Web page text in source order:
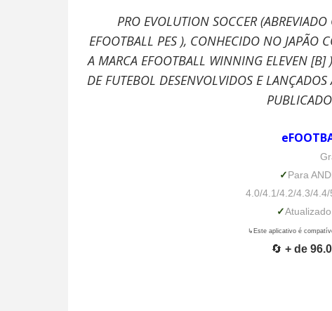
PRO EVOLUTION SOCCER
EFOOTBALL PES ), CONHECIDO NO JAPÃO
A MARCA EFOOTBALL WINNING ELEVEN [B]
DE FUTEBOL DESENVOLVIDOS E
✓Para
4.0/4.1/4.2/4.3/
✓
↳Este aplicativo é
🔄 + de